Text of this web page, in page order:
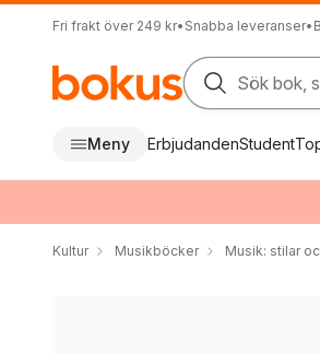
Fri frakt över 249 kr• Snabba leveranser•
Sök bok,
Meny ErbjudandenStudent
Kultur Musikböcker Musik: stilar